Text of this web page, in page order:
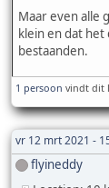
Maar even alle
klein en dat
bestaanden.
1 persoon vindt dit
vr 12 mrt 2021 -
flyineddy